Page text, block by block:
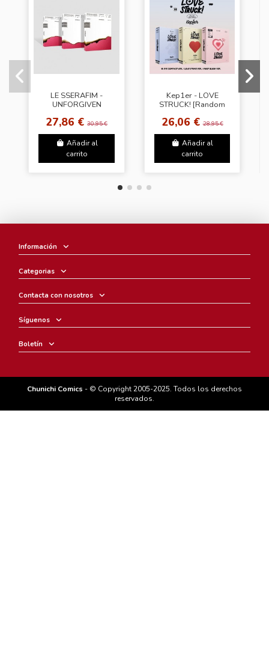
LE SSERAFIM -
UNFORGIVEN
27,86 €30,95 €
Añadir al
carrito
Kep1er - LOVE
STRUCK! [Random
26,06 €28,95 €
Añadir al
carrito
Información
Categorias
Contacta con nosotros
Síguenos
Boletín
Chunichi Comics - © Copyright 2005-2025. Todos los derechos
reservados.